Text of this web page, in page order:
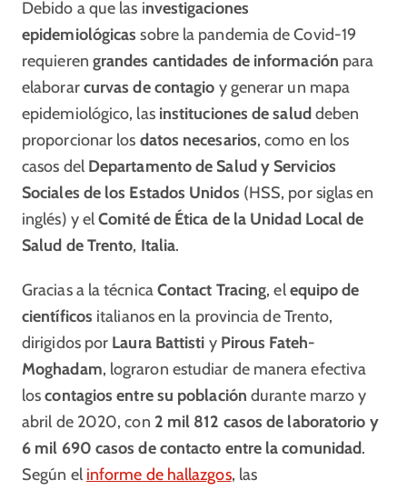
Debido a que las investigaciones
epidemiológicas sobre la pandemia de Covid-19
requieren grandes cantidades de información para
elaborarcurvas de contagio y generar un mapa
epidemiológico, las instituciones de salud deben
proporcionar los datos necesarios, como en los
casos del Departamento de Salud y Servicios
Sociales de los Estados Unidos (HSS, por siglas en
inglés) y elComité de Ética de la Unidad Local de
Salud de Trento, Italia.
Gracias a la técnicaContact Tracing, elequipo de
científicos italianos en la provincia de Trento,
dirigidos por Laura Battisti y Pirous Fateh-
Moghadam, lograron estudiar de manera efectiva
loscontagios entre su población durante marzo y
abril de 2020, con 2 mil 812 casos de laboratorio y
6 mil 690 casos de contacto entre la comunidad.
Según el informe de hallazgos, las